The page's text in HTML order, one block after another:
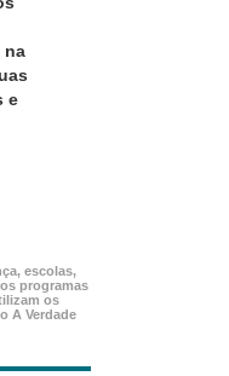
na
e
escolas,
programas
os
A Verdade